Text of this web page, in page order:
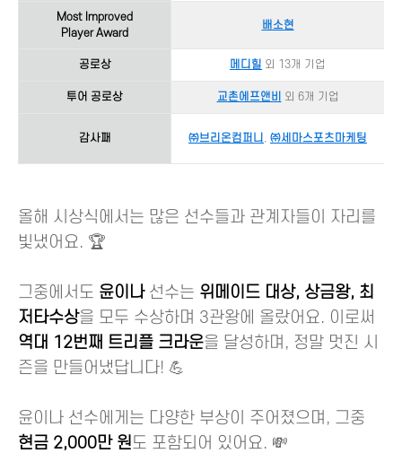
Most Improved
Player Award
배소현
공로상 메디힐 외 13개 기업
투어 공로상 교촌에프앤비 외 6개 기업
감사패 ㈜브리온컴퍼니 , ㈜세마스포츠마케팅
올해 시상식에서는 많은 선수들과 관계자들이 자리를
빛냈어요. 🏆
그중에서도 윤이나선수는 위메이드 대상, 상금왕, 최
저타수상을 모두 수상하며 3관왕에 올랐어요. 이로써
역대 12번째 트리플 크라운을 달성하며, 정말 멋진 시
즌을 만들어냈답니다! 💪
윤이나 선수에게는 다양한 부상이 주어졌으며, 그중
현금 2,000만 원도 포함되어 있어요. 💸